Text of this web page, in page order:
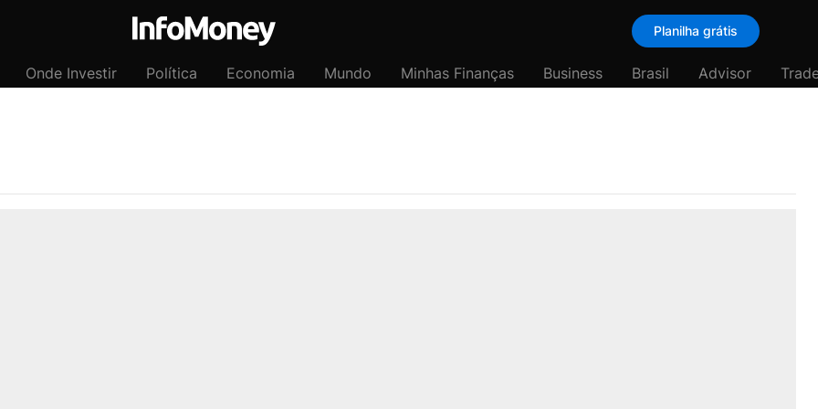
Planilha grátis
Onde Investir Política Economia Mundo Minhas Finanças Business Brasil Advisor